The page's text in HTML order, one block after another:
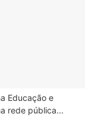
Educação e
rede pública...